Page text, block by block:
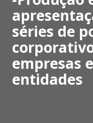
séries de
empresas e
entidades